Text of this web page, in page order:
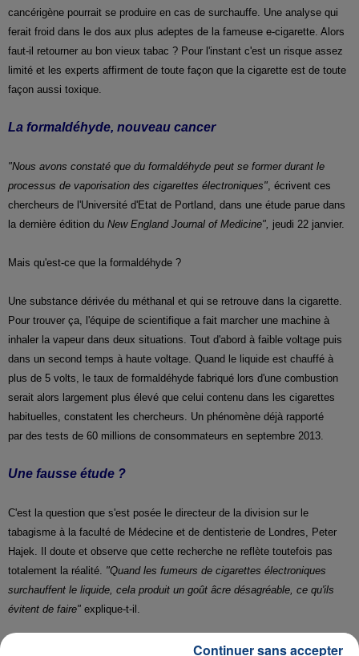
cancérigène pourrait se produire en cas de surchauffe. Une analyse qui
ferait froid dans le dos aux plus adeptes de la fameuse e-cigarette. Alors
faut-il retourner au bon vieux tabac ? Pour l'instant c'est un risque assez
limité et les experts affirment de toute façon que la cigarette est de toute
façon aussi toxique.
La formaldéhyde, nouveau cancer
"Nous avons constaté que du formaldéhyde peut se former durant le
processus de vaporisation des cigarettes électroniques" , écrivent ces
chercheurs de l'Université d'Etat de Portland, dans une étude parue dans
la dernière édition du New England Journal of Medicine", jeudi 22 janvier.
Mais qu'est-ce que la formaldéhyde ?
Une substance dérivée du méthanal et qui se retrouve dans la cigarette.
Pour trouver ça, l'équipe de scientifique a fait marcher une machine à
inhaler la vapeur dans deux situations. Tout d'abord à faible voltage puis
dans un second temps à haute voltage. Quand le liquide est chauffé à
plus de 5 volts, le taux de formaldéhyde fabriqué lors d'une combustion
serait alors largement plus élevé que celui contenu dans les cigarettes
habituelles, constatent les chercheurs. Un phénomène déjà rapporté
par des tests de 60 millions de consommateurs en septembre 2013.
Une fausse étude ?
C'est la question que s'est posée le directeur de la division sur le
tabagisme à la faculté de Médecine et de dentisterie de Londres, Peter
Hajek. Il doute et observe que cette recherche ne reflète toutefois pas
totalement la réalité. "Quand les fumeurs de cigarettes électroniques
surchauffent le liquide, cela produit un goût âcre désagréable, ce qu'ils
évitent de faire" explique-t-il.
Le mieux en fait, c'est complètement d'arrêter de fumer.Continuer sans accepter